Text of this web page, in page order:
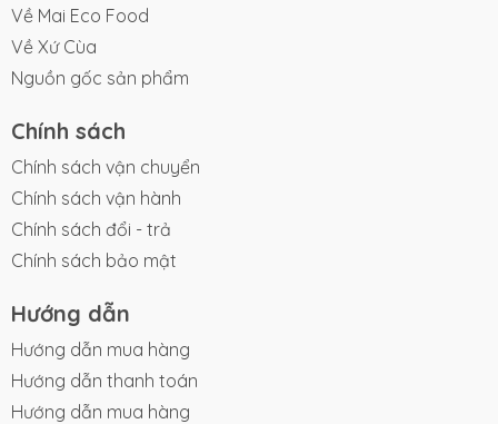
Về Mai Eco Food
Về Xứ Cùa
Nguồn gốc sản phẩm
Chính sách
Chính sách vận chuyển
Chính sách vận hành
Chính sách đổi - trả
Chính sách bảo mật
Hướng dẫn
Hướng dẫn mua hàng
Hướng dẫn thanh toán
Hướng dẫn mua hàng